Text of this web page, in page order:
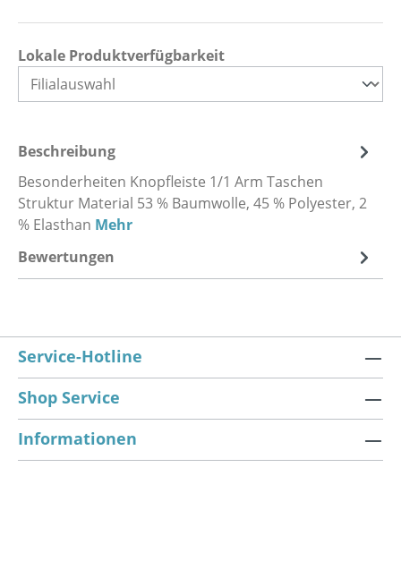
Lokale Produktverfügbarkeit
Beschreibung
Besonderheiten Knopfleiste 1/1 Arm Taschen
Struktur Material 53 % Baumwolle, 45 % Polyester, 2
% Elasthan Mehr
Bewertungen
Service-Hotline
Shop Service
Informationen